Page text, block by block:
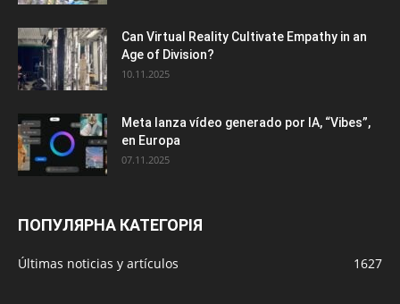
Can Virtual Reality Cultivate Empathy in an
Age of Division?
10.11.2025
Meta lanza vídeo generado por IA, “Vibes”,
en Europa
07.11.2025
ПОПУЛЯРНА КАТЕГОРІЯ
Últimas noticias y artículos 1627